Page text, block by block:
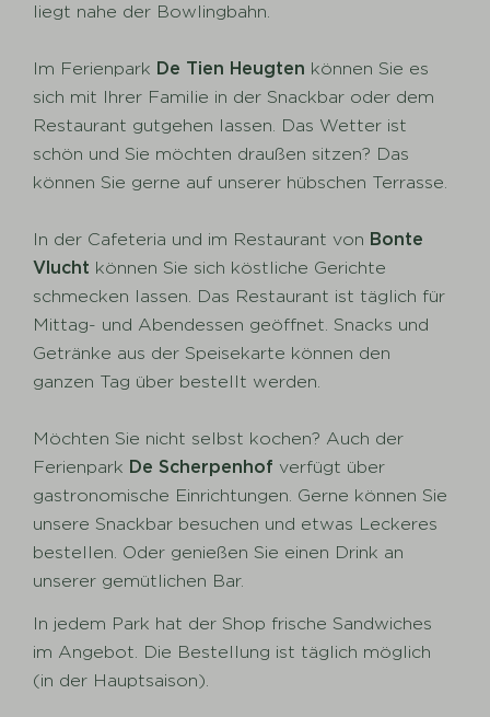
liegt nahe der Bowlingbahn.
Im Ferienpark De Tien Heugten können Sie es
sich mit Ihrer Familie in der Snackbar oder dem
Restaurant gutgehen lassen. Das Wetter ist
schön und Sie möchten draußen sitzen? Das
können Sie gerne auf unserer hübschen Terrasse.
In der Cafeteria und im Restaurant von Bonte
Vlucht können Sie sich köstliche Gerichte
schmecken lassen. Das Restaurant ist täglich für
Mittag- und Abendessen geöffnet. Snacks und
Getränke aus der Speisekarte können den
ganzen Tag über bestellt werden.
Möchten Sie nicht selbst kochen? Auch der
Ferienpark De Scherpenhof verfügt über
gastronomische Einrichtungen. Gerne können Sie
unsere Snackbar besuchen und etwas Leckeres
bestellen. Oder genießen Sie einen Drink an
unserer gemütlichen Bar.
In jedem Park hat der Shop frische Sandwiches
im Angebot. Die Bestellung ist täglich möglich
(in der Hauptsaison).